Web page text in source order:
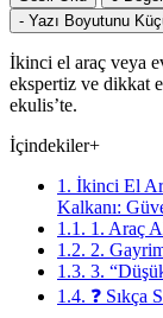
- Yazı Boyutunu
İkinci el araç veya
ekspertiz ve dikkat
ekulis’te.
İçindekiler+
1. İkinci El
Kalkanı:
1.1. 1. Araç
1.2. 2.
1.3. 3.
1.4. ❓ Sıkça